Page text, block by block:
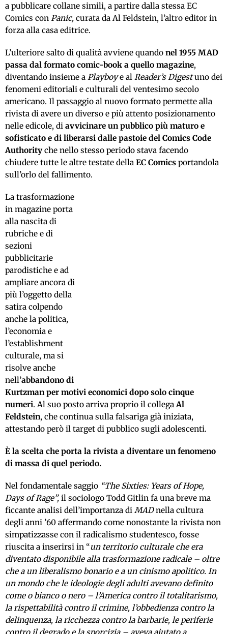
a pubblicare collane simili, a partire dalla stessa EC
Comics con Panic, curata da Al Feldstein, l’altro editor in
forza alla casa editrice.
L’ulteriore salto di qualità avviene quando nel 1955 MAD
passa dal formato comic-book a quello magazine,
diventando insieme a Playboye al Reader’s Digestuno dei
fenomeni editoriali e culturali del ventesimo secolo
americano. Il passaggio al nuovo formato permette alla
rivista di avere un diverso e più attento posizionamento
nelle edicole, di avvicinare un pubblico più maturo e
sofisticato e di liberarsi dalle pastoie del Comics Code
Authority che nello stesso periodo stava facendo
chiudere tutte le altre testate della EC Comics portandola
sull’orlo del fallimento.
La trasformazione
in magazine porta
alla nascita di
rubriche e di
sezioni
pubblicitarie
parodistiche e ad
ampliare ancora di
più l’oggetto della
satira colpendo
anche la politica,
l’economia e
l’establishment
culturale, ma si
risolve anche
nell’abbandono di
Kurtzman per motivi economici dopo solo cinque
numeri. Al suo posto arriva proprio il collegaAl
Feldstein, che continua sulla falsariga già iniziata,
attestando però il target di pubblico sugli adolescenti.
È la scelta che porta la rivista a diventare un fenomeno
di massa di quel periodo.
Nel fondamentale saggio “The Sixties: Years of Hope,
Days of Rage”, il sociologo Todd Gitlin fa una breve ma
ficcante analisi dell’importanza di MADnella cultura
degli anni ’60 affermando come nonostante la rivista non
simpatizzasse con il radicalismo studentesco, fosse
riuscita a inserirsi in “un territorio culturale che era
diventato disponibile alla trasformazione radicale – oltre
che a un liberalismo bonario e a un cinismo apolitico. In
un mondo che le ideologie degli adulti avevano definito
come o bianco o nero – l’America contro il totalitarismo,
la rispettabilità contro il crimine, l’obbedienza contro la
delinquenza, la ricchezza contro la barbarie, le periferie